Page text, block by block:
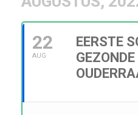
22
AUG
EERSTE